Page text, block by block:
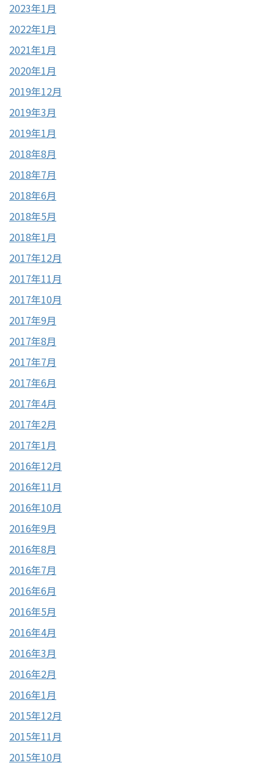
2023年1月
2022年1月
2021年1月
2020年1月
2019年12月
2019年3月
2019年1月
2018年8月
2018年7月
2018年6月
2018年5月
2018年1月
2017年12月
2017年11月
2017年10月
2017年9月
2017年8月
2017年7月
2017年6月
2017年4月
2017年2月
2017年1月
2016年12月
2016年11月
2016年10月
2016年9月
2016年8月
2016年7月
2016年6月
2016年5月
2016年4月
2016年3月
2016年2月
2016年1月
2015年12月
2015年11月
2015年10月